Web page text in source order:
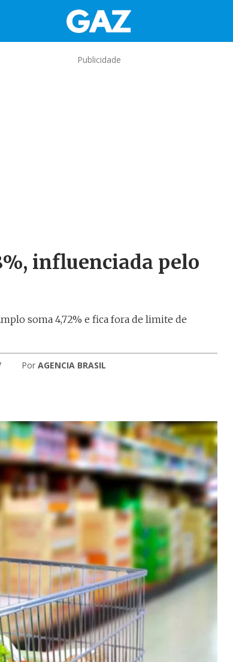
Publicidade
influenciada pelo
soma 4,72% e fica fora de limite de
Por AGENCIA BRASIL